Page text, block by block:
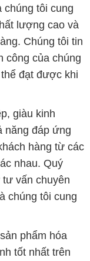
chúng tôi cung
lượng cao và
Chúng tôi tin
công của chúng
đạt được khi
giàu kinh
năng đáp ứng
hàng từ các
nhau. Quý
vấn chuyên
chúng tôi cung
phẩm hóa
tốt nhất trên